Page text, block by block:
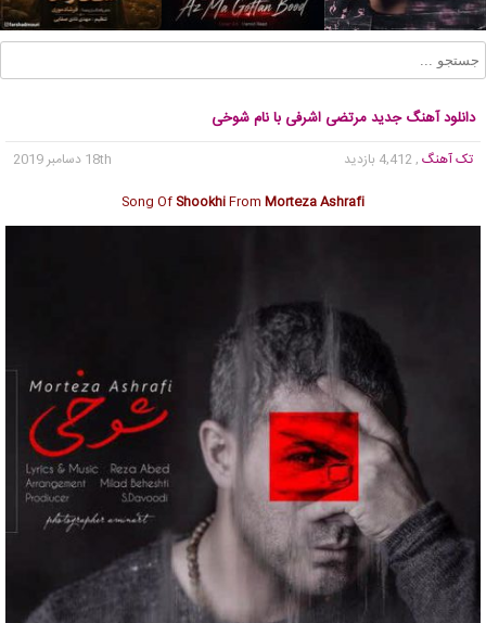
دانلود آهنگ جدید مرتضی اشرفی با نام شوخی
تک آهنگ , 4,412 بازدید
18th دسامبر 2019
Song Of ShookhiFrom Morteza Ashrafi